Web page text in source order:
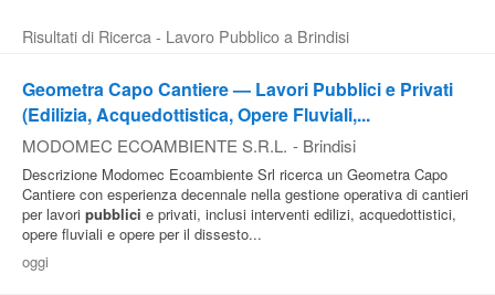
Elenco
professioni
Blog
Pubblica
Risultati di Ricerca - Lavoro Pubblico a Brindisi
Geometra Capo Cantiere — Lavori Pubblici e Privati
(Edilizia, Acquedottistica, Opere Fluviali,...
MODOMEC ECOAMBIENTE S.R.L. - Brindisi
Descrizione Modomec Ecoambiente Srl ricerca un Geometra Capo
Cantiere con esperienza decennale nella gestione operativa di cantieri
per lavori pubblici e privati, inclusi interventi edilizi, acquedottistici,
opere fluviali e opere per il dissesto...
oggi